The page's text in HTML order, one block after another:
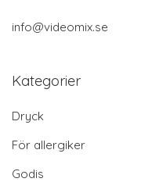
info@videomix.se
Kategorier
Dryck
För allergiker
Godis